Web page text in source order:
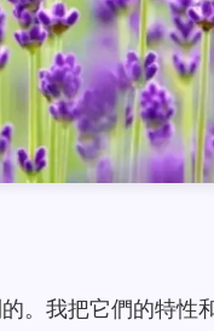
。我把它們的特性